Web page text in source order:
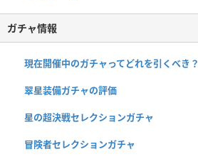
ガチャ情報
現在開催中のガチャってどれを引くべき？
翠星装備ガチャの評価
星の超決戦セレクションガチャ
冒険者セレクションガチャ